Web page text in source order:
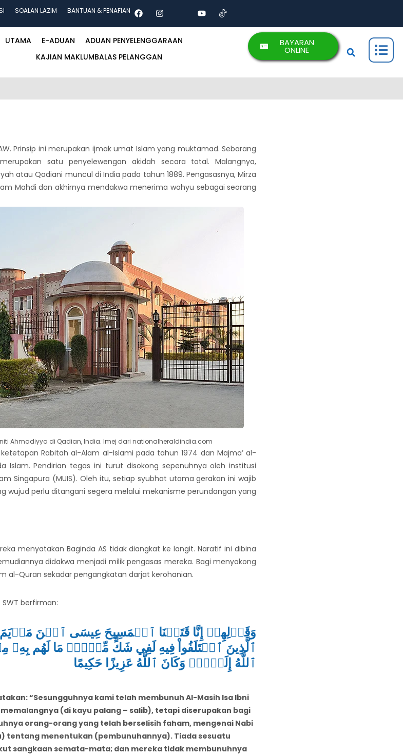
SOALAN LAZIM BANTUAN & PENAFIAN
UTAMA E-ADUAN
ADUAN PENYELENGGARAAN
KAJIAN MAKLUMBALAS PELANGGAN
BAYARAN
ONLINE
Prinsip ini merupakan ijmak umat Islam yang muktamad. Sebarang
satu penyelewengan akidah secara total. Malangnya,
atau Qadiani muncul di India pada tahun 1889. Pengasasnya, Mirza
Mahdi dan akhirnya mendakwa menerima wahyu sebagai seorang
Ahmadiyya di Qadian, India. Imej dari nationalheraldindia.com
Rabitah al-Alam al-Islami pada tahun 1974 dan Majma’ al-
Islam. Pendirian tegas ini turut disokong sepenuhnya oleh institusi
Singapura (MUIS). Oleh itu, setiap syubhat utama gerakan ini wajib
wujud perlu ditangani segera melalui mekanisme perundangan yang
menyatakan Baginda AS tidak diangkat ke langit. Naratif ini dibina
didakwa menjadi milik pengasas mereka. Bagi menyokong
al-Quran sekadar pengangkatan darjat kerohanian.
berfirman:
وَقَوۡلِهِمۡ إِنَّا قَتَلۡنَا ٱلۡمَسِيحَ عِيسَى ٱبۡنَ مَرۡيَمَ
ٱلَّذِينَ ٱخۡتَلَفُواْ فِيهِ لَفِي شَكٍّ مِّنۡهُۚ مَا لَهُم بِهِۦ
ٱللَّهُ إِلَيۡهِۚ وَكَانَ ٱللَّهُ عَزِيزًا حَكِيمًا
“Sesungguhnya kami telah membunuh Al-Masih Isa Ibni
(di kayu palang – salib), tetapi diserupakan bagi
orang-orang yang telah berselisih faham, mengenai Nabi
tentang menentukan (pembunuhannya). Tiada sesuatu
sangkaan semata-mata; dan mereka tidak membunuhnya